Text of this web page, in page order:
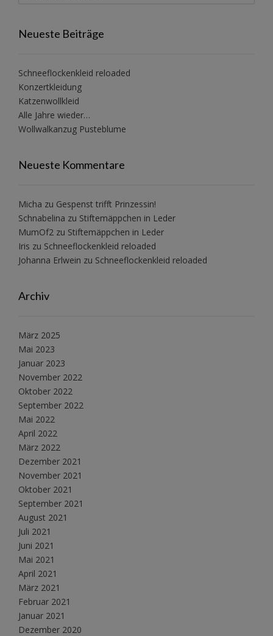
Neueste Beiträge
Schneeflockenkleid reloaded
Konzertkleidung
Katzenwollkleid
Alle Jahre wieder…
Wollwalkanzug Pusteblume
Neueste Kommentare
Micha zu Gespenst trifft Prinzessin!
Schnabelina zu Stiftemäppchen in Leder
MumOf2 zu Stiftemäppchen in Leder
Iris zu Schneeflockenkleid reloaded
Johanna Erlwein zu Schneeflockenkleid reloaded
Archiv
März 2025
Mai 2023
Januar 2023
November 2022
Oktober 2022
September 2022
Mai 2022
April 2022
März 2022
Dezember 2021
November 2021
Oktober 2021
September 2021
August 2021
Juli 2021
Juni 2021
Mai 2021
April 2021
März 2021
Februar 2021
Januar 2021
Dezember 2020